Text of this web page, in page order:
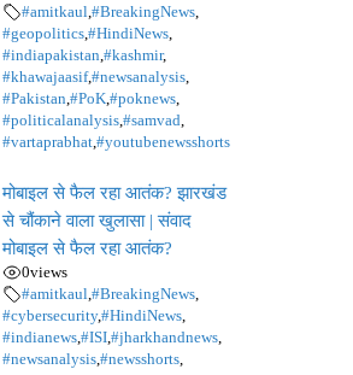
#amitkaul,#BreakingNews,
#geopolitics,#HindiNews,
#indiapakistan,#kashmir,
#khawajaasif,#newsanalysis,
#Pakistan,#PoK,#poknews,
#politicalanalysis,#samvad,
#vartaprabhat,#youtubenewsshorts
मोबाइल से फैल रहा आतंक? झारखंड
से चौंकाने वाला खुलासा | संवाद
मोबाइल से फैल रहा आतंक?
0views
#amitkaul,#BreakingNews,
#cybersecurity,#HindiNews,
#indianews,#ISI,#jharkhandnews,
#newsanalysis,#newsshorts,